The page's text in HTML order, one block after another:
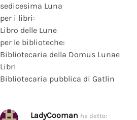
sedicesima Luna
per i libri:
Libro delle Lune
per le biblioteche:
Bibliotecaria della Domus Lunae
Libri
Bibliotecaria pubblica di Gatlin
LadyCooman ha detto: